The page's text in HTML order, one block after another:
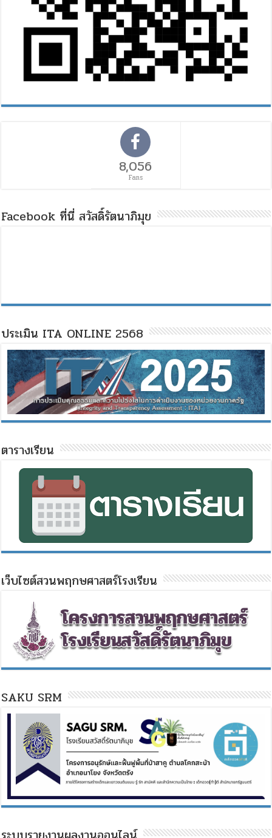
8,056
Fans
Facebook ที่นี่ สวัสดิ์รัตนาภิมุข
ประเมิน ITA ONLINE 2568
ตารางเรียน
เว็บไซต์สวนพฤกษศาสตร์โรงเรียน
SAKU SRM